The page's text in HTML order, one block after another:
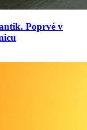
Poprvé v